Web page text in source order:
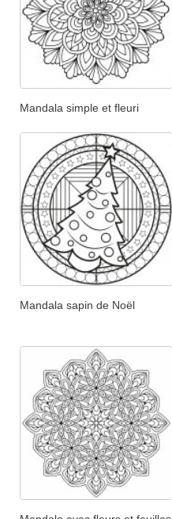
Mandala simple et fleuri
Mandala sapin de Noël